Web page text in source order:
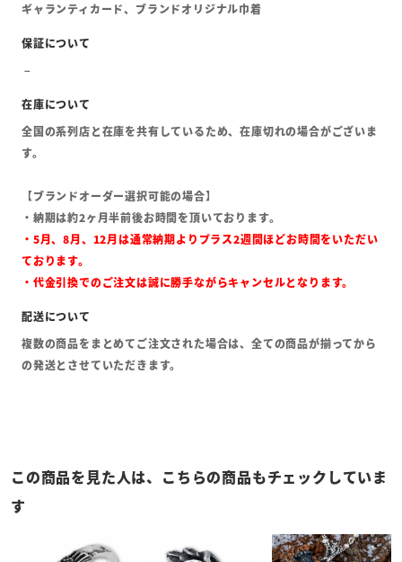
ギャランティカード、ブランドオリジナル巾着
全国の系列店と在庫を共有しているため、在庫切れの場合がございま
す。
【ブランドオーダー選択可能の場合】
・納期は約2ヶ月半前後お時間を頂いております。
・5月、8月、12月は通常納期よりプラス2週間ほどお時間をいただい
ております。
・代金引換でのご注文は誠に勝手ながらキャンセルとなります。
複数の商品をまとめてご注文された場合は、全ての商品が揃ってから
の発送とさせていただきます。
この商品を見た人は、こちらの商品もチェックしていま
す